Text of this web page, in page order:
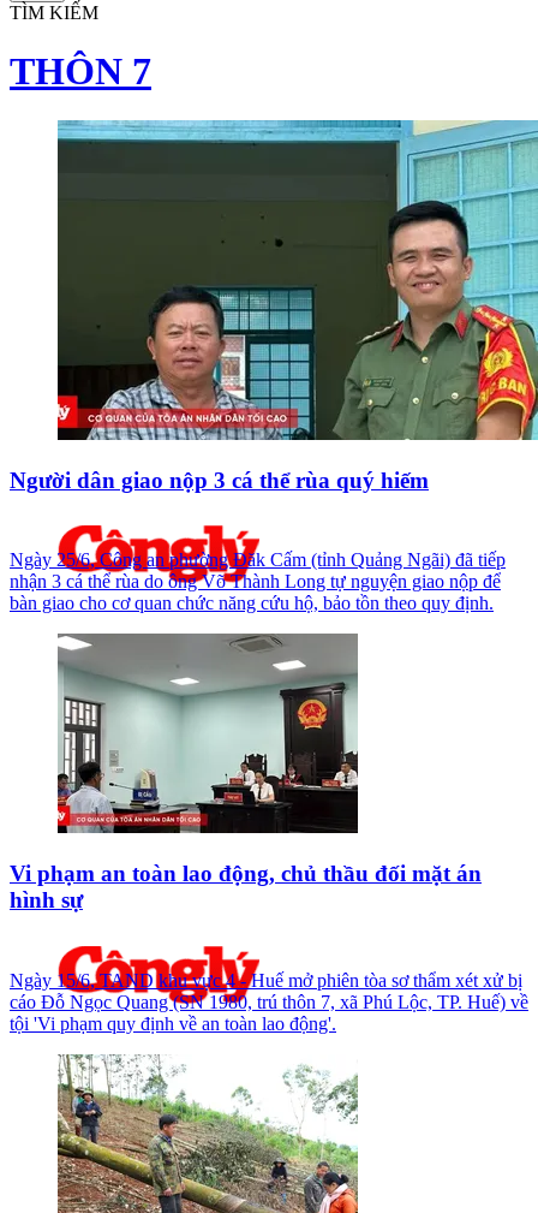
TÌM KIẾM
THÔN 7
Người dân giao nộp 3 cá thể rùa quý hiếm
Ngày 25/6, Công an phường Đăk Cấm (tỉnh Quảng Ngãi) đã tiếp
nhận 3 cá thể rùa do ông Võ Thành Long tự nguyện giao nộp để
bàn giao cho cơ quan chức năng cứu hộ, bảo tồn theo quy định.
Vi phạm an toàn lao động, chủ thầu đối mặt án
hình sự
Ngày 15/6, TAND khu vực 4 - Huế mở phiên tòa sơ thẩm xét xử bị
cáo Đỗ Ngọc Quang (SN 1980, trú thôn 7, xã Phú Lộc, TP. Huế) về
tội 'Vi phạm quy định về an toàn lao động'.